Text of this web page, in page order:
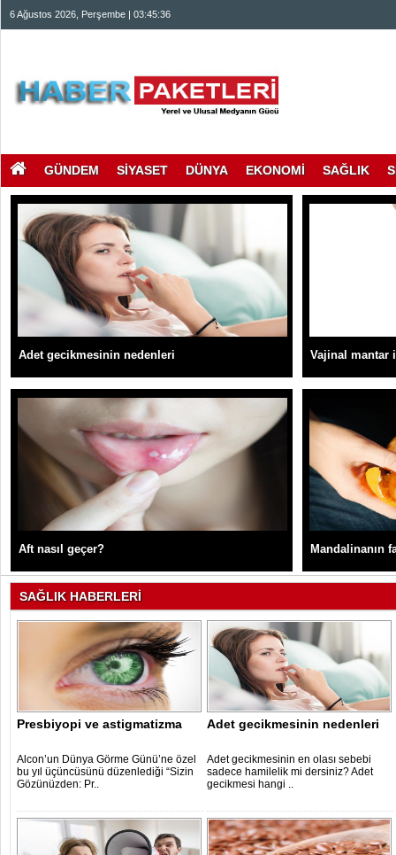
6 Ağustos 2026, Perşembe | 03:45:37
GÜNDEM SİYASET DÜNYA EKONOMİ SAĞLIK
Adet gecikmesinin nedenleri Vajinal mantar
Aft nasıl geçer? Mandalinanın
SAĞLIK HABERLERİ
Presbiyopi ve astigmatizma
Alcon’un Dünya Görme Günü’ne özel
bu yıl üçüncüsünü düzenlediği “Sizin
Gözünüzden: Pr..
Adet gecikmesinin nedenleri
Adet gecikmesinin en olası sebebi
sadece hamilelik mi dersiniz? Adet
gecikmesi hangi ..